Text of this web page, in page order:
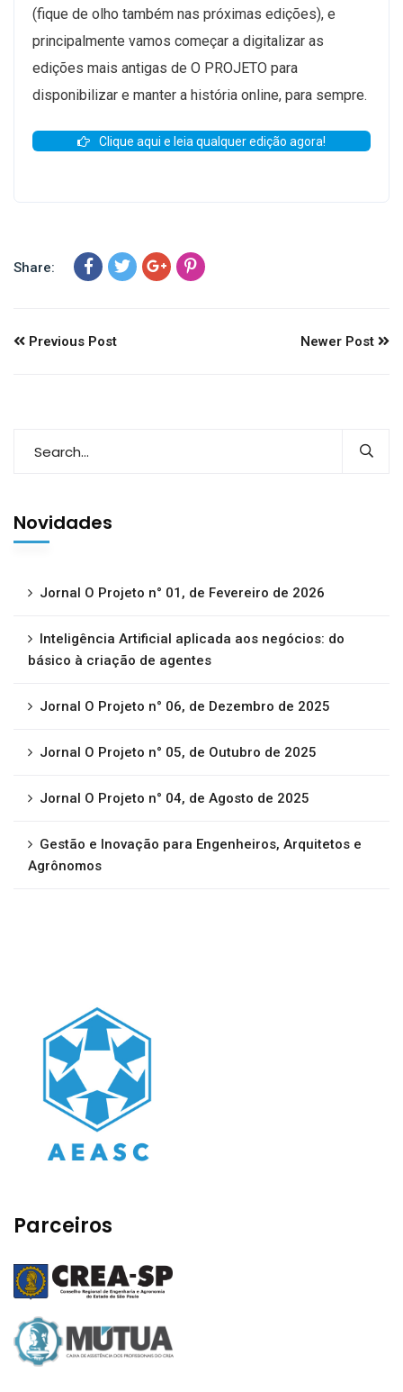
(fique de olho também nas próximas edições), e
principalmente vamos começar a digitalizar as
edições mais antigas de O PROJETO para
disponibilizar e manter a história online, para sempre.
Clique aqui e leia qualquer edição agora!
Share:
Previous Post Newer Post
Novidades
Jornal O Projeto n° 01, de Fevereiro de 2026
Inteligência Artificial aplicada aos negócios: do
básico à criação de agentes
Jornal O Projeto n° 06, de Dezembro de 2025
Jornal O Projeto n° 05, de Outubro de 2025
Jornal O Projeto n° 04, de Agosto de 2025
Gestão e Inovação para Engenheiros, Arquitetos e
Agrônomos
Parceiros